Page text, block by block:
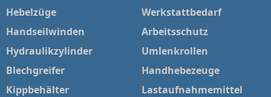
Hebelzüge
Handseilwinden
Hydraulikzylinder
Blechgreifer
Kippbehälter
Werkstattbedarf
Arbeitsschutz
Umlenkrollen
Handhebezeuge
Lastaufnahmemittel